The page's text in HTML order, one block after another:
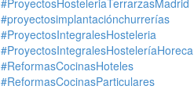
#ProyectosHosteleriaTerrarzasMadrid
#proyectosimplantaciónchurrerías
#ProyectosIntegralesHosteleria
#ProyectosIntegralesHosteleríaHoreca
#ReformasCocinasHoteles
#ReformasCocinasParticulares